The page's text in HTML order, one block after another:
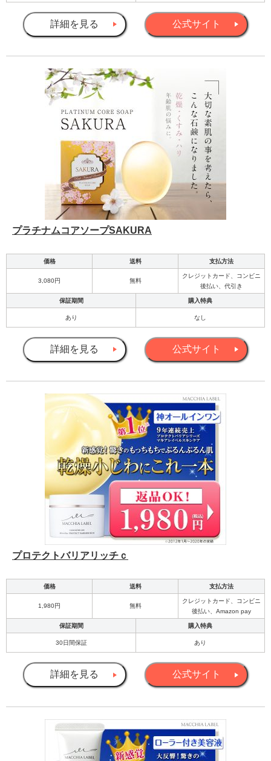
詳細を見る 公式サイト
プラチナムコアソープSAKURA
価格 送料 支払方法
3,080円 無料
クレジットカード、コンビニ
後払い、代引き
保証期間 購入特典
あり なし
詳細を見る 公式サイト
プロテクトバリアリッチｃ
価格 送料 支払方法
1,980円 無料
クレジットカード、コンビニ
後払い、Amazon pay
保証期間 購入特典
30日間保証 あり
詳細を見る 公式サイト